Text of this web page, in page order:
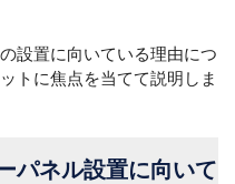
設置に向いている理由につ
トに焦点を当てて説明しま
パネル設置に向いて